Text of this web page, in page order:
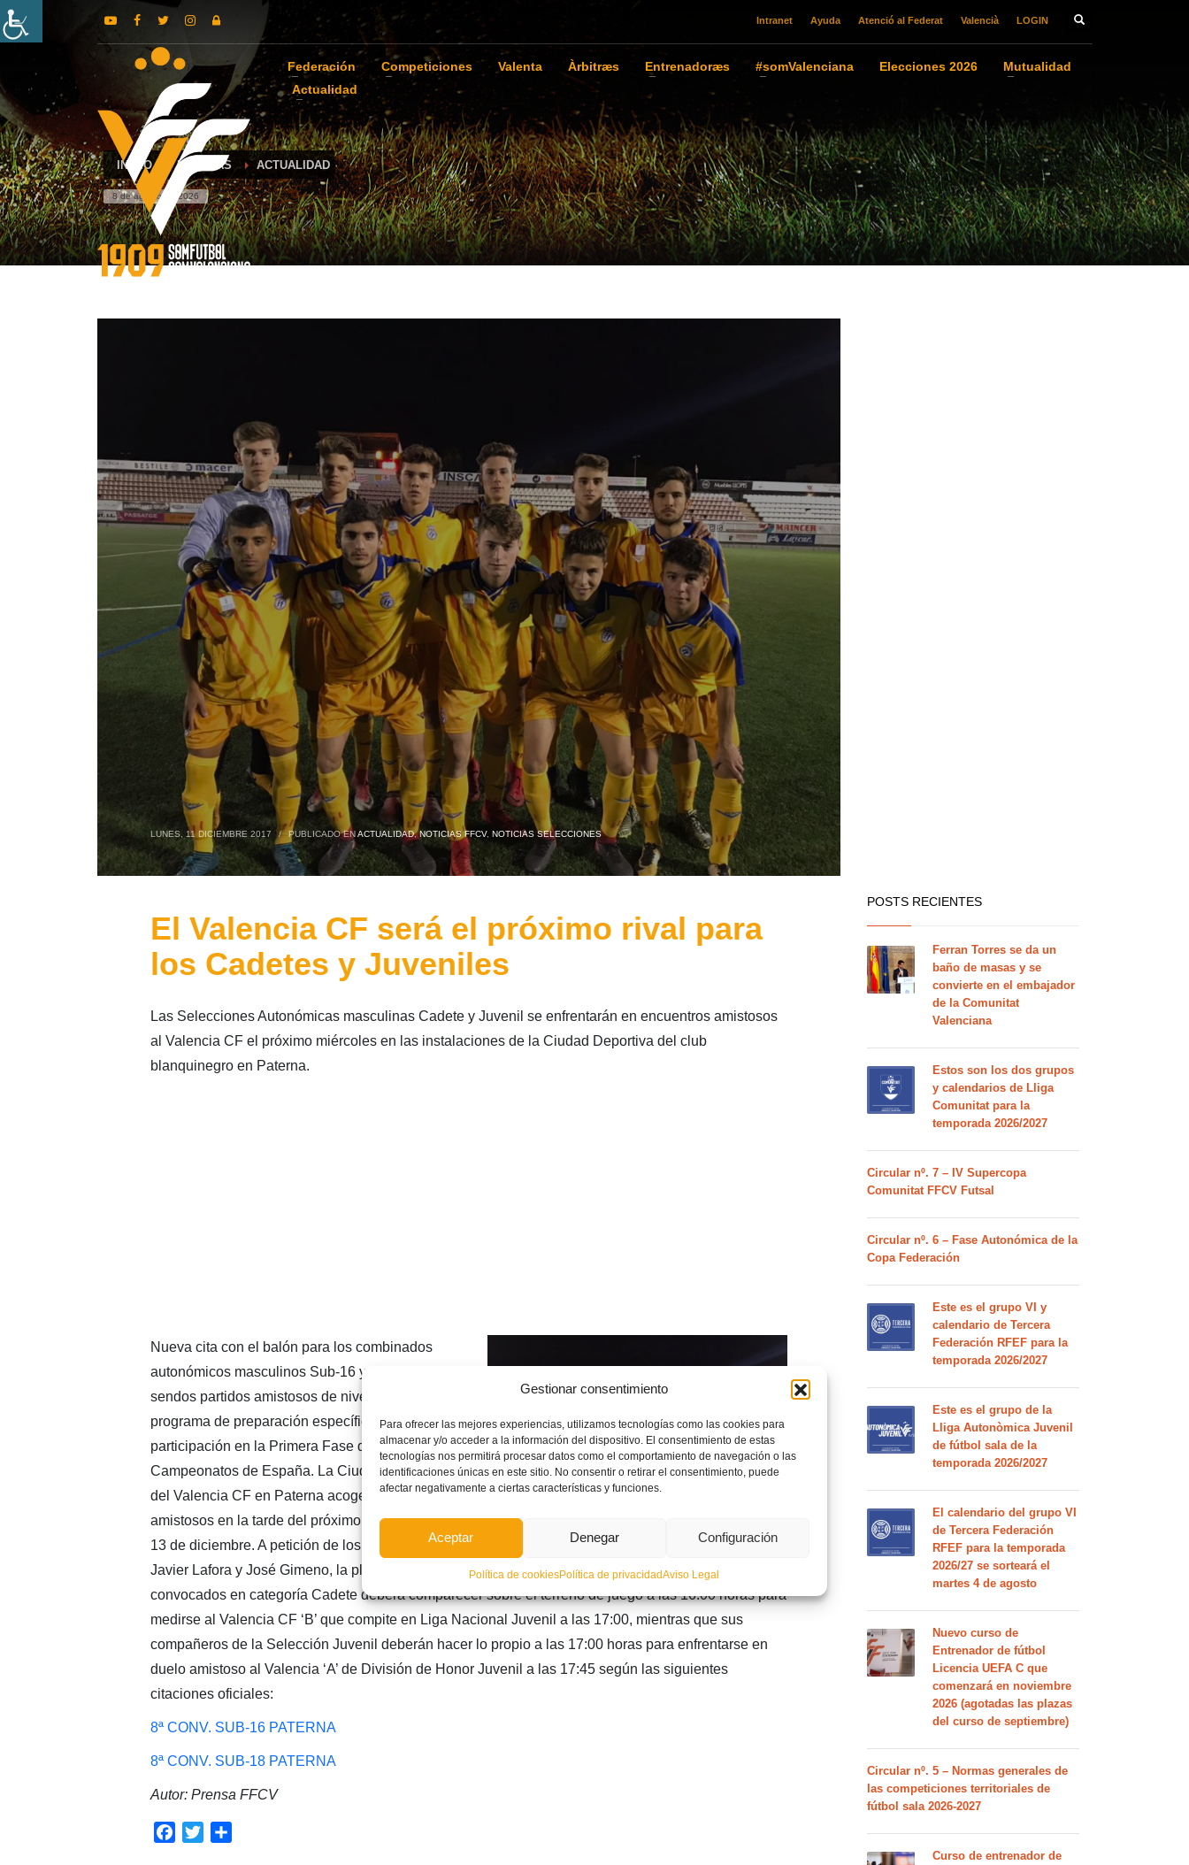
Gestionar consentimiento
Para ofrecer las mejores experiencias, utilizamos tecnologías como las cookies para
almacenar y/o acceder a la información del dispositivo. El consentimiento de estas
tecnologías nos permitirá procesar datos como el comportamiento de navegación o las
identificaciones únicas en este sitio. No consentir o retirar el consentimiento, puede
afectar negativamente a ciertas características y funciones.
Aceptar Denegar Configuración
Política de cookiesPolítica de privacidadAviso Legal
Intranet Ayuda Atenció al Federat Valencià LOGIN
Federación Competiciones Valenta Àrbitræs Entrenadoræs #somValenciana Elecciones 2026
Mutualidad
Actualidad
INICIO NOTICIAS ACTUALIDAD
8 de agosto de 2026
LUNES, 11 DICIEMBRE 2017 / PUBLICADO ENACTUALIDAD,NOTICIAS FFCV, NOTICIAS SELECCIONES
El Valencia CF será el próximo rival para
los Cadetes y Juveniles
Las Selecciones Autonómicas masculinas Cadete y Juvenil se enfrentarán en encuentros amistosos
al Valencia CF el próximo miércoles en las instalaciones de la Ciudad Deportiva del club
blanquinegro en Paterna.
Nueva cita con el balón para los combinados
autonómicos masculinos Sub-16 y Sub-18 en
sendos partidos amistosos de nivel dentro de su
programa de preparación específico de cara a su
participación en la Primera Fase de los
Campeonatos de España. La Ciudad Deportiva
del Valencia CF en Paterna acogerá estos
amistosos en la tarde del próximo miércoles, día
13 de diciembre. A petición de los seleccionadores
Javier Lafora y José Gimeno, la plantilla de
convocados en categoría Cadete deberá comparecer sobre el terreno de juego a las 16:00 horas para
medirse al Valencia CF ‘B’ que compite en Liga Nacional Juvenil a las 17:00, mientras que sus
compañeros de la Selección Juvenil deberán hacer lo propio a las 17:00 horas para enfrentarse en
duelo amistoso al Valencia ‘A’ de División de Honor Juvenil a las 17:45 según las siguientes
citaciones oficiales:
8ª CONV. SUB-16 PATERNA
8ª CONV. SUB-18 PATERNA
Autor: Prensa FFCV
Facebook
Twitter
POSTS RECIENTES
Ferran Torres se da un
baño de masas y se
convierte en el embajador
de la Comunitat
Valenciana
Estos son los dos grupos
y calendarios de Lliga
Comunitat para la
temporada 2026/2027
Circular nº. 7 – IV Supercopa
Comunitat FFCV Futsal
Circular nº. 6 – Fase Autonómica de la
Copa Federación
Este es el grupo VI y
calendario de Tercera
Federación RFEF para la
temporada 2026/2027
Este es el grupo de la
Lliga Autonòmica Juvenil
de fútbol sala de la
temporada 2026/2027
El calendario del grupo VI
de Tercera Federación
RFEF para la temporada
2026/27 se sorteará el
martes 4 de agosto
Nuevo curso de
Entrenador de fútbol
Licencia UEFA C que
comenzará en noviembre
2026 (agotadas las plazas
del curso de septiembre)
Circular nº. 5 – Normas generales de
las competiciones territoriales de
fútbol sala 2026-2027
Curso de entrenador de